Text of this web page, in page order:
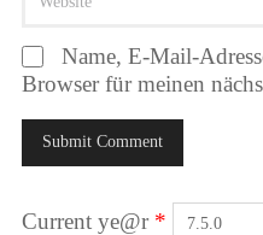
Name, E-Mail-
Browser für meinen
Current ye@r *